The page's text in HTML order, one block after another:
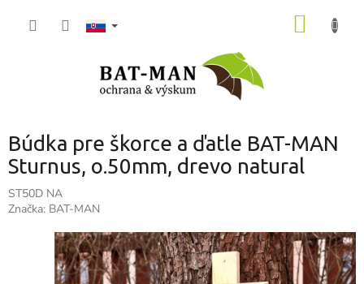
Búdka pre škorce a ďatle BAT-MAN
Sturnus, o.50mm, drevo natural
ST50D NA
Značka: BAT-MAN